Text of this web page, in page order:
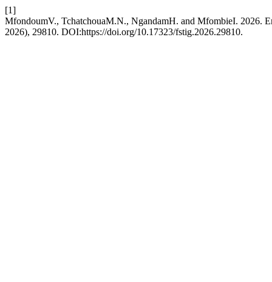
[1]
MfondoumV., TchatchouaM.N., NgandamH. and MfombieI. 2026.
2026), 29810. DOI:https://doi.org/10.17323/fstig.2026.29810.